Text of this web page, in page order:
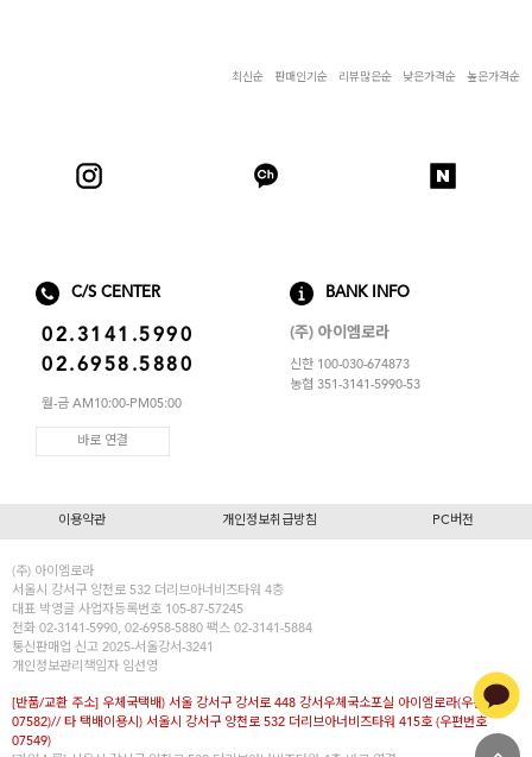
최신순 판매인기순 리뷰많은순 낮은가격순 높은가격순
C/S CENTER
02.3141.5990
02.6958.5880
월-금 AM10:00-PM05:00
바로 연결
BANK INFO
(주) 아이엠로라
신한 100-030-674873
농협 351-3141-5990-53
이용약관 개인정보취급방침 PC버전
(주) 아이엠로라
서울시 강서구 양천로 532 더리브아너비즈타워 4층
대표 박영글 사업자등록번호 105-87-57245
전화 02-3141-5990, 02-6958-5880 팩스 02-3141-5884
통신판매업 신고 2025-서울강서-3241
개인정보관리책임자 임선영
[반품/교환 주소] 우체국택배) 서울 강서구 강서로 448 강서우체국소포실 아이엠로라(우편번호
07582)// 타 택배이용시) 서울시 강서구 양천로 532 더리브아너비즈타워 415호 (우편번호
07549)